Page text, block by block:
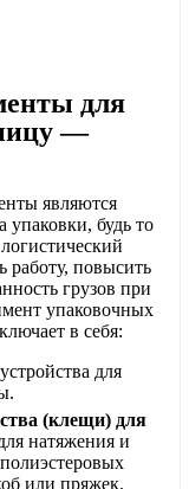
для
—
являются
упаковки, будь то
работу, повысить
грузов при
упаковочных
в себя:
для
(клещи) для
натяжения и
или пряжек.